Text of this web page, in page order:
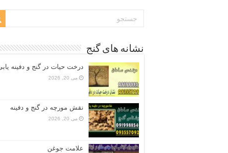
نشانه های گنج
درخت حیات در گنج و دفینه
می 20, 2026
نقش مورچه در گنج و دفینه
می 20, 2026
علامت جوغن